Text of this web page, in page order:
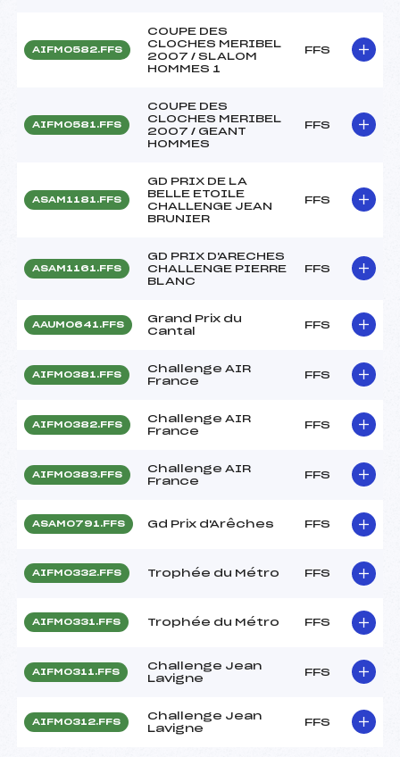
AIFM0582.FFS
COUPE DES
CLOCHES MERIBEL
2007 / SLALOM
HOMMES 1
FFS
AIFM0581.FFS
COUPE DES
CLOCHES MERIBEL
2007 / GEANT
HOMMES
FFS
ASAM1181.FFS
GD PRIX DE LA
BELLE ETOILE
CHALLENGE JEAN
BRUNIER
FFS
ASAM1161.FFS
GD PRIX D'ARECHES
CHALLENGE PIERRE
BLANC
FFS
AAUM0641.FFS
Grand Prix du
Cantal
FFS
AIFM0381.FFS
Challenge AIR
France
FFS
AIFM0382.FFS
Challenge AIR
France
FFS
AIFM0383.FFS
Challenge AIR
France
FFS
ASAM0791.FFS Gd Prix d'Arêches FFS
AIFM0332.FFS Trophée du Métro FFS
AIFM0331.FFS Trophée du Métro FFS
AIFM0311.FFS
Challenge Jean
Lavigne
FFS
AIFM0312.FFS
Challenge Jean
Lavigne
FFS